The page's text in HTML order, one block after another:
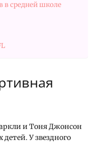
в средней школе
и Тоня Джонсон
У звездного